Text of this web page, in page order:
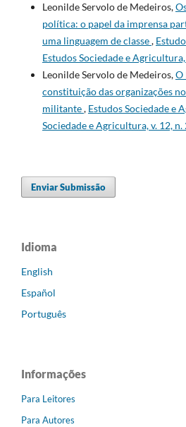
Leonilde Servolo de Medeiros,
política: o papel da imprensa
uma linguagem de classe,
Estudos Sociedade e Agricultura,
Leonilde Servolo de Medeiros,O
constituição das organizações
militante, Estudos Sociedade e
Sociedade e Agricultura, v. 12, n.
Enviar Submissão
Idioma
English
Español
Português
Informações
Para Leitores
Para Autores